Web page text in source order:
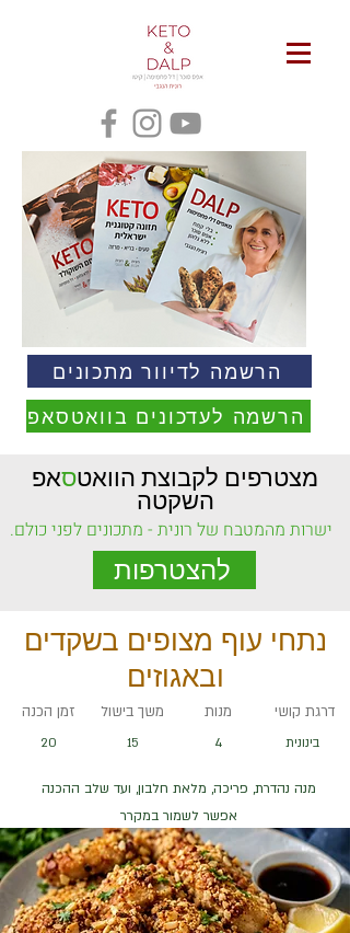
הרשמה לדיוור מתכונים
הרשמה לעדכונים בוואטסאפ
מצטרפים לקבוצת הוואטסאפ
השקטה
ישרות מהמטבח של רונית - מתכונים לפני כולם.
להצטרפות
נתחי עוף מצופים בשקדים
ובאגוזים
זמן הכנה
20
משך בישול
15
מנות
4
דרגת קושי
בינונית
מנה נהדרת, פריכה, מלאת חלבון, ועד שלב ההכנה
אפשר לשמור במקרר